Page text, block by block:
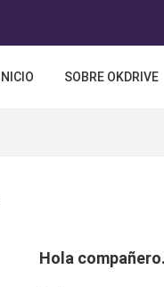
INICIO SOBRE OKDRIVE
Hola